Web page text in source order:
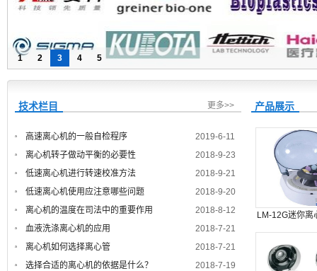
1 2 3 4 5
技术栏目 更多>>
高速离心机的一般自检程序
2019-6-11
离心机转子做动平衡的必要性
2018-9-23
低速离心机进行转速校准方法
2018-9-21
低速离心机使用应注意哪些问题
2018-9-20
离心机的温度在司法中的重要作用
2018-8-12
血液洗涤离心机的应用
2018-7-21
离心机如何选择离心管
2018-7-21
选择合适的离心机的依据是什么？
2018-7-19
产品展示
LM-12G迷你离